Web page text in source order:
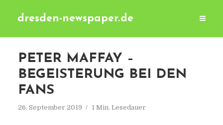
dresden-newspaper.de
PETER MAFFAY –
BEGEISTERUNG BEI DEN
FANS
26. September 2019 1 Min. Lesedauer